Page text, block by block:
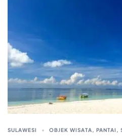
SULAWESI OBJEK WISATA, PANTAI ,